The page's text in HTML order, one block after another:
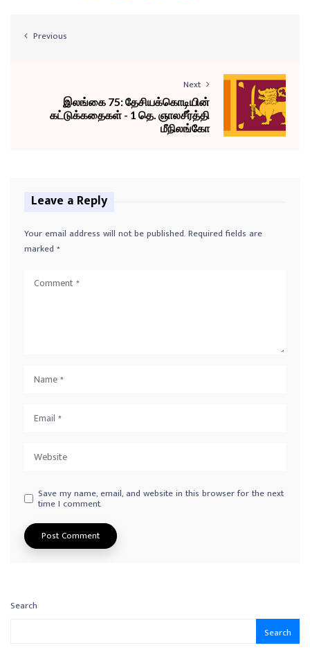
Previous
Next
இலங்கை 75: தேசியக்கொடியின்
கட்டுக்கதைகள் - 1 தெ. ஞாலசீர்த்தி
மீநிலங்கோ
Leave a Reply
Your email address will not be published.Required fields are
marked *
Save my name, email, and website in this browser for the next
time I comment.
Search
Search